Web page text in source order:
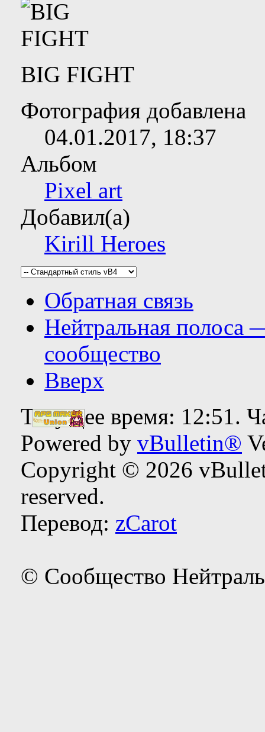
BIG FIGHT
Фотография добавлена
04.01.2017, 18:37
Альбом
Pixel art
Добавил(а)
Kirill Heroes
Обратная связь
Нейтральная полоса
сообщество
Вверх
Текущее время: 12:51.
Powered by vBulletin®
Copyright © 2026
reserved.
Перевод: zCarot
© Сообщество